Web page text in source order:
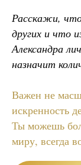
Расскажи,
других и что
Александра
назначит
Важен не
искренность
Ты можешь
миру, всегда